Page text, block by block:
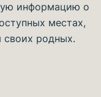
информацию о
местах,
своих родных.